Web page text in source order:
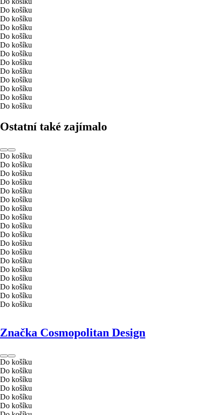
Do košíku
Do košíku
Do košíku
Do košíku
Do košíku
Do košíku
Do košíku
Do košíku
Do košíku
Do košíku
Do košíku
Do košíku
Ostatní také zajímalo
Do košíku
Do košíku
Do košíku
Do košíku
Do košíku
Do košíku
Do košíku
Do košíku
Do košíku
Do košíku
Do košíku
Do košíku
Do košíku
Do košíku
Do košíku
Do košíku
Do košíku
Do košíku
Značka Cosmopolitan Design
Do košíku
Do košíku
Do košíku
Do košíku
Do košíku
Do košíku